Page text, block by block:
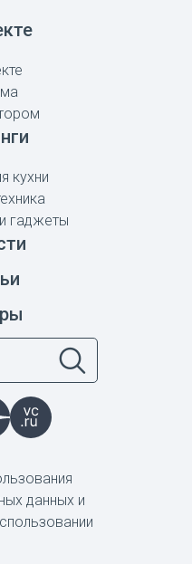
кухни
гаджеты
данных и